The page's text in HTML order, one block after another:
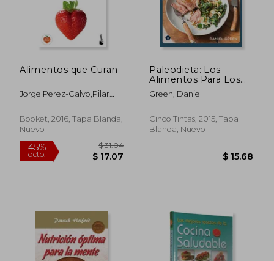
Alimentos que Curan
Jorge Perez-Calvo,Pilar
Booket, 2016, Tapa Blanda,
Nuevo
Paleodieta: Los
Alimentos Para Los
Que Su Cuerpo Está
Diseñado
Green, Daniel
Cinco Tintas, 2015, Tapa
Blanda, Nuevo